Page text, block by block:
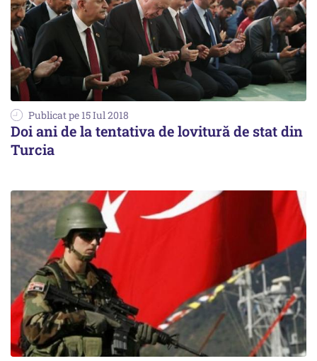
Publicat pe 15 Iul 2018
Doi ani de la tentativa de lovitură de stat din
Turcia